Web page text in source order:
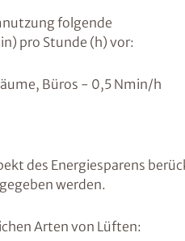
folgende
pro Stunde (h) vor:
Büros - 0,5 Nmin/h
des Energiesparens
werden.
Arten von Lüften: